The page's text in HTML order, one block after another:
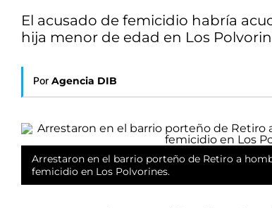
El acusado de femicidio habría
hija menor de edad en Los
Por Agencia DIB
Arrestaron en el barrio porteño de Retiro a
femicidio en Los Polvorines.